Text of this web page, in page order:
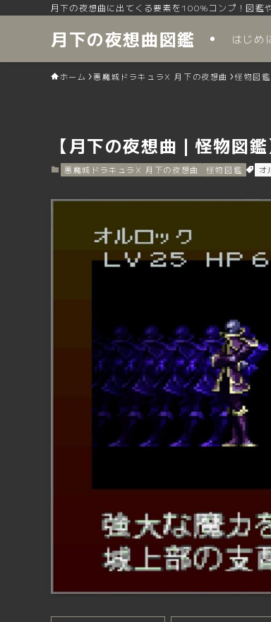
月下の夜想曲に出てくる要素を100%コンプ！図鑑
月下の夜想曲図鑑 はじめ
ホーム 悪魔城ドラキュラX 月下の夜想曲 怪物図鑑
【月下の夜想曲｜怪物図
悪魔城ドラキュラX 月下の夜想曲 怪物図鑑 オ